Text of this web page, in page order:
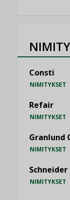
Consti
NIMITYKSET
Refair
NIMITYKSET
Granlund
NIMITYKSET
NIMITYKSET